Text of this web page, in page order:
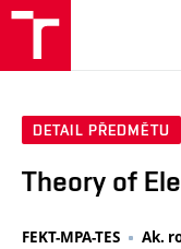
DETAIL PŘEDMĚTU
Theory of
FEKT-MPA-TES Ak.